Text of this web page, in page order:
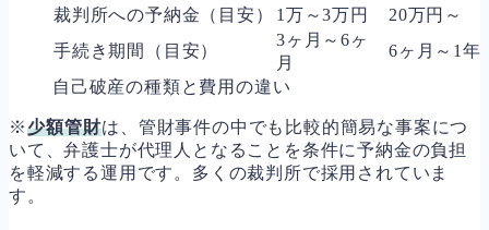
裁判所への予納金（目安）
1万～3万円
20万円～
手続き期間（目安）
3ヶ月～6ヶ
月
6ヶ月～1年
自己破産の種類と費用の違い
※少額管財は、管財事件の中でも比較的簡易な事案につ
いて、弁護士が代理人となることを条件に予納金の負担
を軽減する運用です。多くの裁判所で採用されていま
す。